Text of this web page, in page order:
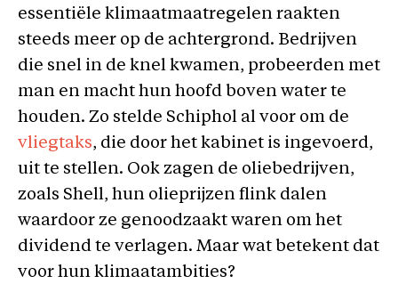
essentiële klimaatmaatregelen raakten
steeds meer op de achtergrond. Bedrijven
die snel in de knel kwamen, probeerden met
man en macht hun hoofd boven water te
houden. Zo stelde Schiphol al voor om de
vliegtaks, die door het kabinet is ingevoerd,
uit te stellen. Ook zagen de oliebedrijven,
zoals Shell, hun olieprijzen flink dalen
waardoor ze genoodzaakt waren om het
dividend te verlagen. Maar wat betekent dat
voor hun klimaatambities?